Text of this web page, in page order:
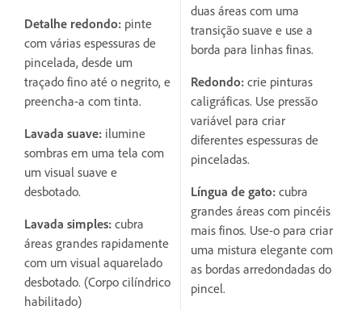
Detalhe redondo: pinte
com várias espessuras de
pincelada, desde um
traçado fino até o negrito, e
preencha-a com tinta.
Lavada suave: ilumine
sombras em uma tela com
um visual suave e
desbotado.
Lavada simples: cubra
áreas grandes rapidamente
com um visual aquarelado
desbotado. (Corpo cilíndrico
habilitado)
duas áreas com uma
transição suave e use a
borda para linhas finas.
Redondo: crie pinturas
caligráficas. Use pressão
variável para criar
diferentes espessuras de
pinceladas.
Língua de gato: cubra
grandes áreas com pincéis
mais finos. Use-o para criar
uma mistura elegante com
as bordas arredondadas do
pincel.